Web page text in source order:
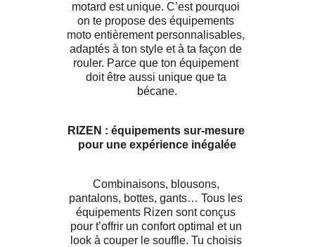
motard est unique. C’est pourquoi
on te propose des équipements
moto entièrement personnalisables,
adaptés à ton style et à ta façon de
rouler. Parce que ton équipement
doit être aussi unique que ta
bécane.
RIZEN : équipements sur-mesure
pour une expérience inégalée
Combinaisons, blousons,
pantalons, bottes, gants… Tous les
équipements Rizen sont conçus
pour t’offrir un confort optimal et un
look à couper le souffle. Tu choisis